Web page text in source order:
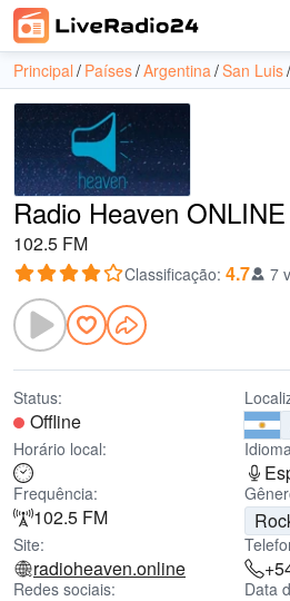
Principal Países Argentina San Luis
Radio Heaven
102.5 FM
Classificação: 4.7 7
Status:
Offline
Horário local:
Frequência:
102.5 FM
Site:
radioheaven.online
Redes sociais: Data